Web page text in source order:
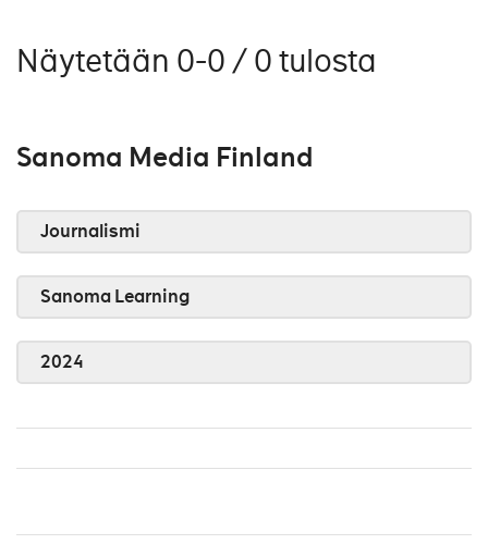
Näytetään 0-0 / 0 tulosta
Sanoma Media Finland
Journalismi
Sanoma Learning
2024